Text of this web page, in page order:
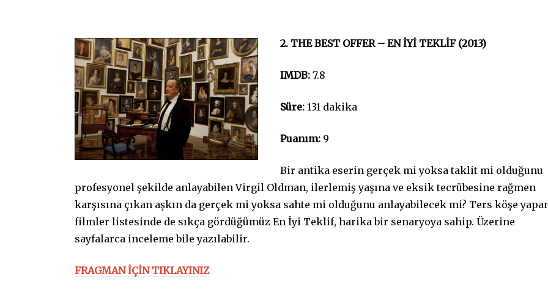
2. THE BEST OFFER – EN İYİ TEKLİF (2013)
IMDB: 7.8
Süre: 131 dakika
Puanım: 9
Bir antika eserin gerçek mi yoksa taklit mi olduğunu
profesyonel şekilde anlayabilen Virgil Oldman, ilerlemiş yaşına ve eksik tecrübesine rağmen
karşısına çıkan aşkın da gerçek mi yoksa sahte mi olduğunu anlayabilecek mi? Ters köşe
filmler listesinde de sıkça gördüğümüz En İyi Teklif, harika bir senaryoya sahip. Üzerine
sayfalarca inceleme bile yazılabilir.
FRAGMAN İÇİN TIKLAYINIZ